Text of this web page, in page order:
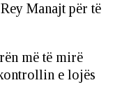
Manajt për të
më të mirë
e lojës